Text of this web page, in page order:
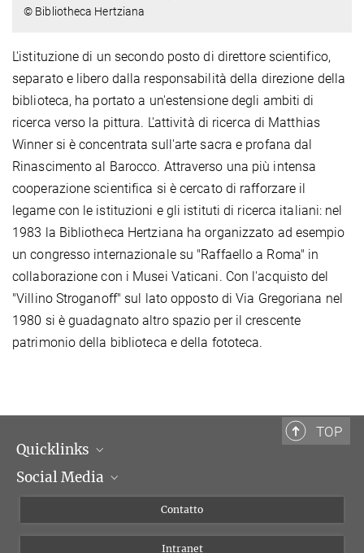
© Bibliotheca Hertziana
L'istituzione di un secondo posto di direttore scientifico,
separato e libero dalla responsabilità della direzione della
biblioteca, ha portato a un'estensione degli ambiti di
ricerca verso la pittura. L'attività di ricerca di Matthias
Winner si è concentrata sull'arte sacra e profana dal
Rinascimento al Barocco. Attraverso una più intensa
cooperazione scientifica si è cercato di rafforzare il
legame con le istituzioni e gli istituti di ricerca italiani: nel
1983 la Bibliotheca Hertziana ha organizzato ad esempio
un congresso internazionale su "Raffaello a Roma" in
collaborazione con i Musei Vaticani. Con l'acquisto del
"Villino Stroganoff" sul lato opposto di Via Gregoriana nel
1980 si è guadagnato altro spazio per il crescente
patrimonio della biblioteca e della fototeca.
TOP
Quicklinks
Dipartimenti di ricerca
Social Media
Contatto
Intranet